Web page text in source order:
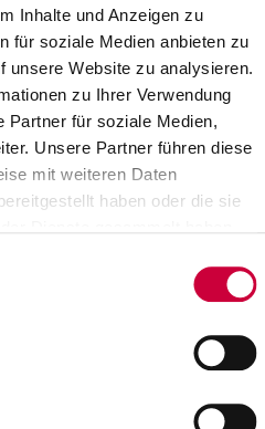
Inhalte und Anzeigen zu
für soziale Medien anbieten zu
unsere Website zu analysieren.
zu Ihrer Verwendung
Partner für soziale Medien,
Unsere Partner führen diese
mit weiteren Daten
haben oder die sie
Stadtradeln
Apotheken und
an Sonn- und
des Kreises